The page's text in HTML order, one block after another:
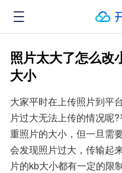
照片太大了怎么改
大小
大家平时在上传照片到平
片过大无法上传的情况呢
重照片的大小，但一旦需
会发现照片过大，传输起
片的kb大小都有一定的限